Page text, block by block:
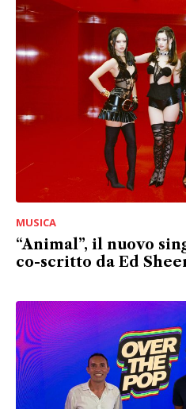
MUSICA
“Animal”, il nuovo
co-scritto da Ed